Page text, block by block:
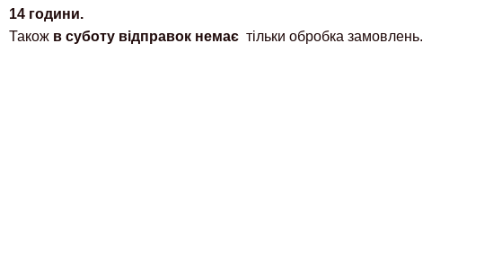
14 години.
Також в суботу відправок немає тільки обробка замовлень.